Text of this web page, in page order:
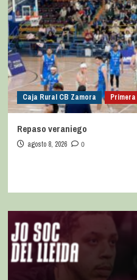
Caja Rural CB Zamora Primera
Repaso veraniego
agosto 8, 2026 0